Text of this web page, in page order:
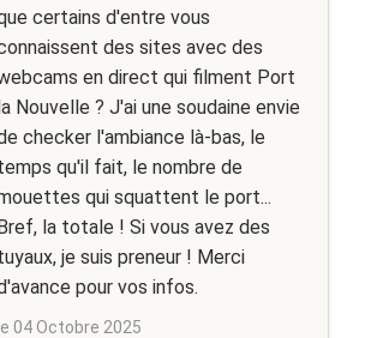
certains d'entre vous
des sites avec des
en direct qui filment Port
Nouvelle ? J'ai une soudaine envie
checker l'ambiance là-bas, le
qu'il fait, le nombre de
qui squattent le port...
la totale ! Si vous avez des
je suis preneur ! Merci
pour vos infos.
le 04 Octobre 2025